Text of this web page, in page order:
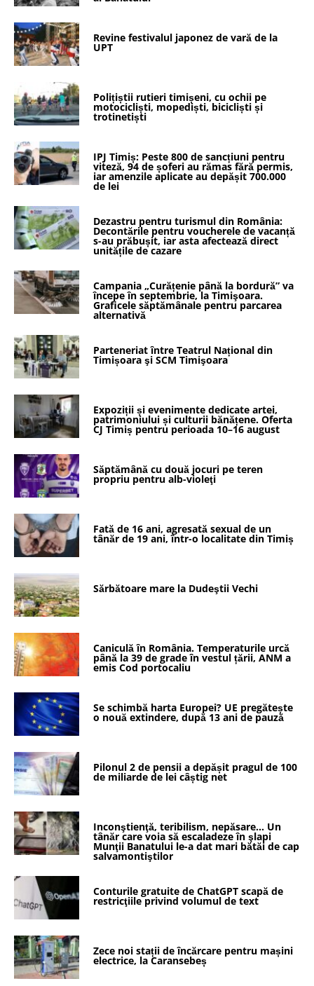
Revine festivalul japonez de vară de la
UPT
Polițiștii rutieri timișeni, cu ochii pe
motocicliști, mopediști, bicicliști și
trotinetiști
IPJ Timiș: Peste 800 de sancțiuni pentru
viteză, 94 de șoferi au rămas fără permis,
iar amenzile aplicate au depășit 700.000
de lei
Dezastru pentru turismul din România:
Decontările pentru voucherele de vacanță
s-au prăbușit, iar asta afectează direct
unitățile de cazare
Campania „Curățenie până la bordură” va
începe în septembrie, la Timişoara.
Graficele săptămânale pentru parcarea
alternativă
Parteneriat între Teatrul Național din
Timișoara şi SCM Timişoara
Expoziții și evenimente dedicate artei,
patrimoniului și culturii bănățene. Oferta
CJ Timiș pentru perioada 10–16 august
Săptămână cu două jocuri pe teren
propriu pentru alb-violeţi
Fată de 16 ani, agresată sexual de un
tânăr de 19 ani, într-o localitate din Timiș
Sărbătoare mare la Dudeştii Vechi
Caniculă în România. Temperaturile urcă
până la 39 de grade în vestul țării, ANM a
emis Cod portocaliu
Se schimbă harta Europei? UE pregătește
o nouă extindere, după 13 ani de pauză
Pilonul 2 de pensii a depășit pragul de 100
de miliarde de lei câștig net
Inconştienţă, teribilism, nepăsare… Un
tânăr care voia să escaladeze în şlapi
Munţii Banatului le-a dat mari bătăi de cap
salvamontiştilor
Conturile gratuite de ChatGPT scapă de
restricţiile privind volumul de text
Zece noi stații de încărcare pentru mașini
electrice, la Caransebeș